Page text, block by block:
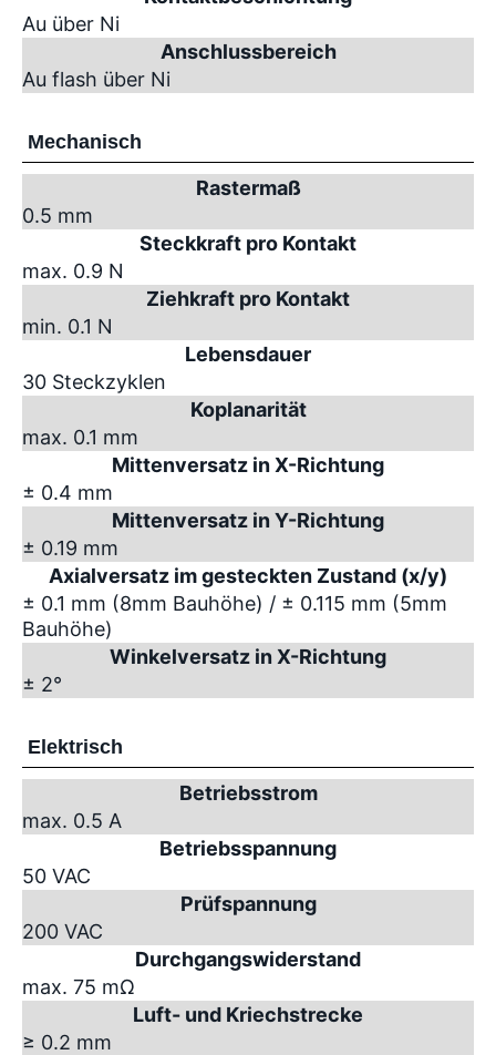
Au über Ni
Anschlussbereich
Au flash über Ni
Mechanisch
Rastermaß
0.5 mm
Steckkraft pro Kontakt
max. 0.9 N
Ziehkraft pro Kontakt
min. 0.1 N
Lebensdauer
30 Steckzyklen
Koplanarität
max. 0.1 mm
Mittenversatz in X-Richtung
± 0.4 mm
Mittenversatz in Y-Richtung
± 0.19 mm
Axialversatz im gesteckten Zustand (x/y)
± 0.1 mm (8mm Bauhöhe) / ± 0.115 mm (5mm
Bauhöhe)
Winkelversatz in X-Richtung
± 2°
Elektrisch
Betriebsstrom
max. 0.5 A
Betriebsspannung
50 VAC
Prüfspannung
200 VAC
Durchgangswiderstand
max. 75 mΩ
Luft- und Kriechstrecke
≥ 0.2 mm